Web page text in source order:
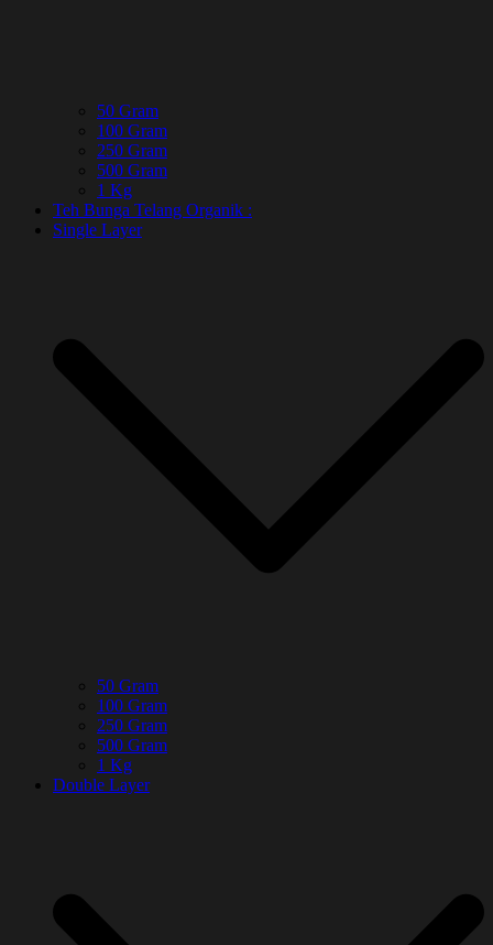
50 Gram
100 Gram
250 Gram
500 Gram
1 Kg
Teh Bunga Telang Organik :
Single Layer
50 Gram
100 Gram
250 Gram
500 Gram
1 Kg
Double Layer